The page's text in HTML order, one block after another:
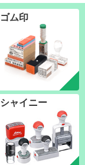
ゴム印
シャイニー